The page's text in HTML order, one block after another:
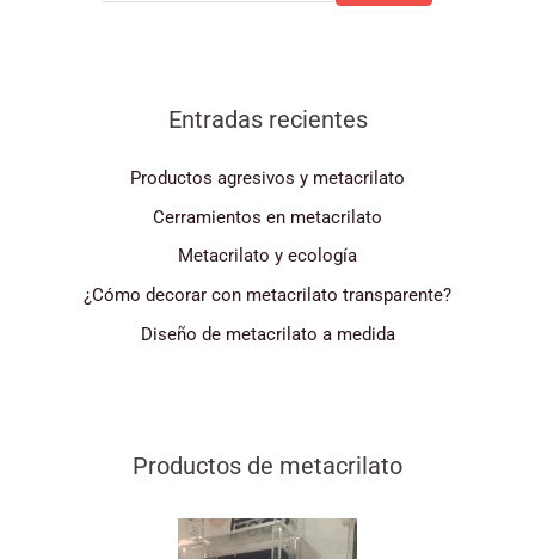
Entradas recientes
Productos agresivos y metacrilato
Cerramientos en metacrilato
Metacrilato y ecología
¿Cómo decorar con metacrilato transparente?
Diseño de metacrilato a medida
Productos de metacrilato